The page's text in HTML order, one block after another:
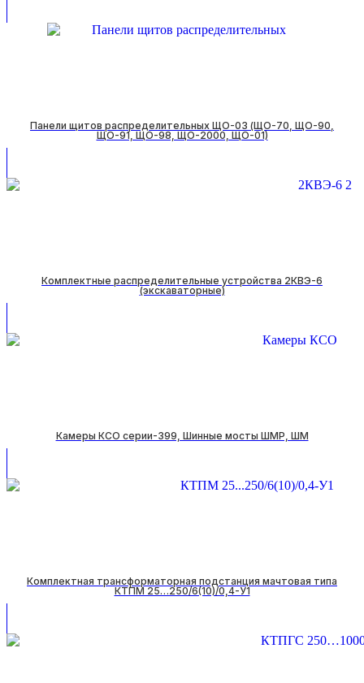
Панели щитов распределительных ЩО-03 (ЩО-70, ЩО-90,
ЩО-91, ЩО-98, ЩО-2000, ЩО-01)
Комплектные распределительные устройства 2КВЭ-6
(экскаваторные)
Камеры КСО серии-399, Шинные мосты ШМР, ШМ
Комплектная трансформаторная подстанция мачтовая типа
КТПМ 25…250/6(10)/0,4-У1